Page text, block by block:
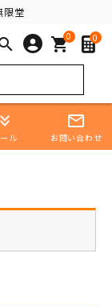
限堂
0
shopping_cart 0
keyboard_double_arrow_down
ル
mail_outline
お問い合わせ